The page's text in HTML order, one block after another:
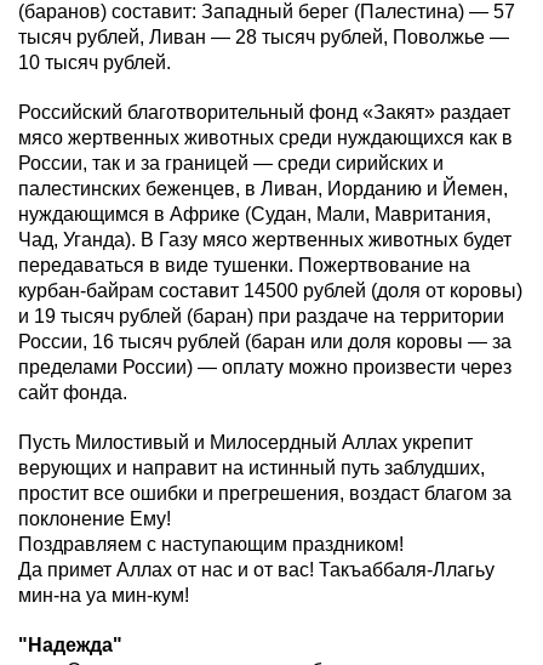
(баранов) составит: Западный берег (Палестина) — 57
тысяч рублей, Ливан — 28 тысяч рублей, Поволжье —
10 тысяч рублей.
Российский благотворительный фонд «Закят» раздает
мясо жертвенных животных среди нуждающихся как в
России, так и за границей — среди сирийских и
палестинских беженцев, в Ливан, Иорданию и Йемен,
нуждающимся в Африке (Судан, Мали, Мавритания,
Чад, Уганда). В Газу мясо жертвенных животных будет
передаваться в виде тушенки. Пожертвование на
курбан-байрам составит 14500 рублей (доля от коровы)
и 19 тысяч рублей (баран) при раздаче на территории
России, 16 тысяч рублей (баран или доля коровы — за
пределами России) — оплату можно произвести через
сайт фонда.
Пусть Милостивый и Милосердный Аллах укрепит
верующих и направит на истинный путь заблудших,
простит все ошибки и прегрешения, воздаст благом за
поклонение Ему!
Поздравляем с наступающим праздником!
Да примет Аллах от нас и от вас! Такъаббаля-Ллагьу
мин-на уа мин-кум!
"Надежда"